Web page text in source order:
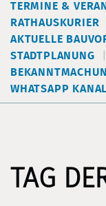
TERMINE &
RATHAUSKURIER
AKTUELLE
STADTPLANUNG
WHATSAPP
TAG